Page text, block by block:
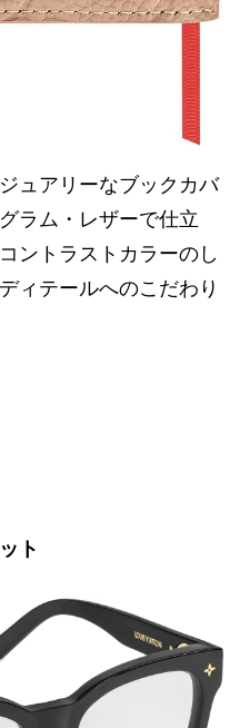
ュアリーなブックカバ
ラム・レザーで仕立
ントラストカラーのし
ィテールへのこだわり
ト